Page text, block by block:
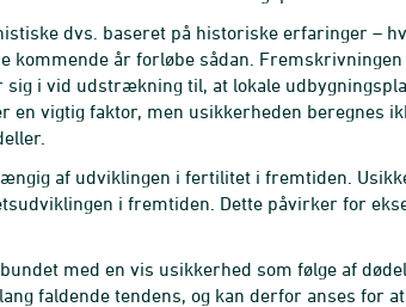
dvs. baseret på historiske erfaringer –
kommende år forløbe sådan.
i vid udstrækning til, at lokale
en vigtig faktor, men usikkerheden beregnes
af udviklingen i fertilitet i fremtiden.
i fremtiden. Dette påvirker for
med en vis usikkerhed som følge af
faldende tendens, og kan derfor anses for